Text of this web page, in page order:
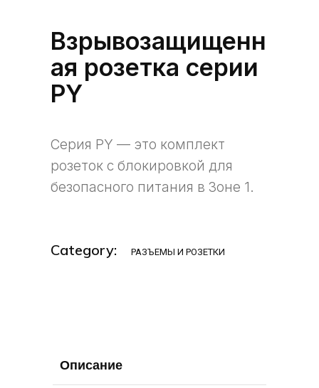
Взрывозащищенн
ая розетка серии
PY
Серия PY — это комплект
розеток с блокировкой для
безопасного питания в Зоне 1.
Category: РАЗЪЕМЫ И РОЗЕТКИ
Описание